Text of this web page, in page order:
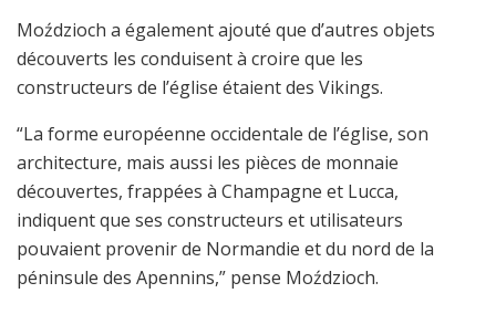
Moździoch a également ajouté que d’autres objets
découverts les conduisent à croire que les
constructeurs de l’église étaient des Vikings.
“La forme européenne occidentale de l’église, son
architecture, mais aussi les pièces de monnaie
découvertes, frappées à Champagne et Lucca,
indiquent que ses constructeurs et utilisateurs
pouvaient provenir de Normandie et du nord de la
péninsule des Apennins,” pense Moździoch.